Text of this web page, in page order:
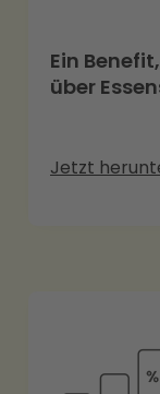
Ein
über
Jetzt